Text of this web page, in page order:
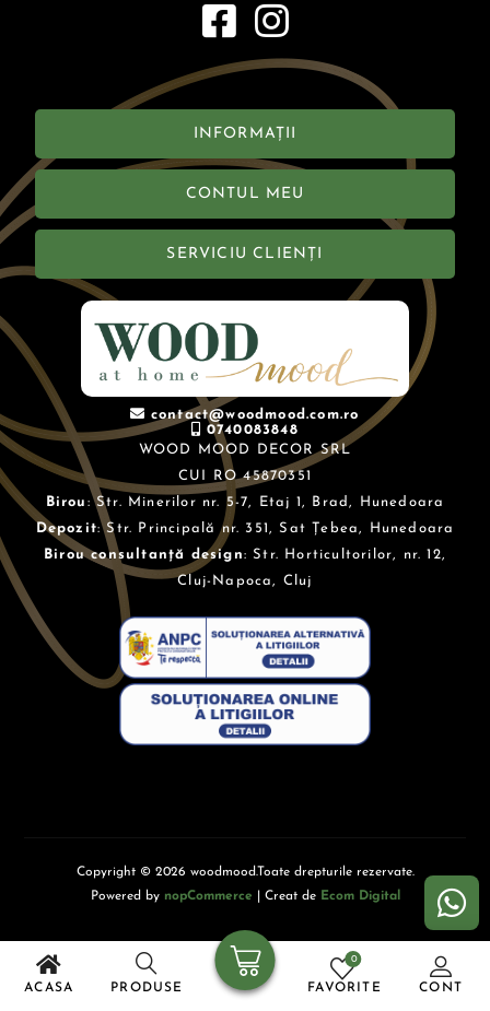
ACASA PRODUSE CONT
FAVORITE
0
INFORMAȚII
CONTUL MEU
SERVICIU CLIENȚI
contact@woodmood.com.ro
0740083848
WOOD MOOD DECOR SRL
CUI RO 45870351
Birou : Str. Minerilor nr. 5-7, Etaj 1, Brad, Hunedoara
Depozit: Str. Principală nr. 351, Sat Țebea, Hunedoara
Birou consultanță design: Str. Horticultorilor, nr. 12,
Cluj-Napoca, Cluj
Copyright © 2026 woodmood.Toate drepturile rezervate.
Powered by nopCommerce | Creat de Ecom Digital